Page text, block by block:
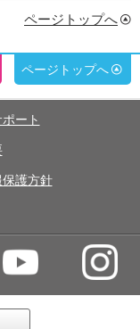
ページトップへ
ページトップへ
ート
護方針